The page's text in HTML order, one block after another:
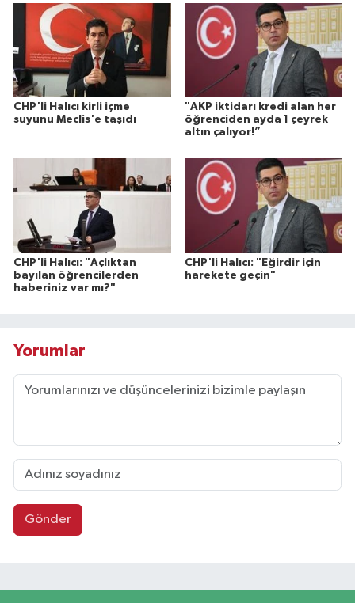
CHP'li Halıcı kirli içme
suyunu Meclis'e taşıdı
"AKP iktidarı kredi alan her
öğrenciden ayda 1 çeyrek
altın çalıyor!”
CHP'li Halıcı: "Açlıktan
bayılan öğrencilerden
haberiniz var mı?"
CHP'li Halıcı: "Eğirdir için
harekete geçin"
Yorumlar
Gönder